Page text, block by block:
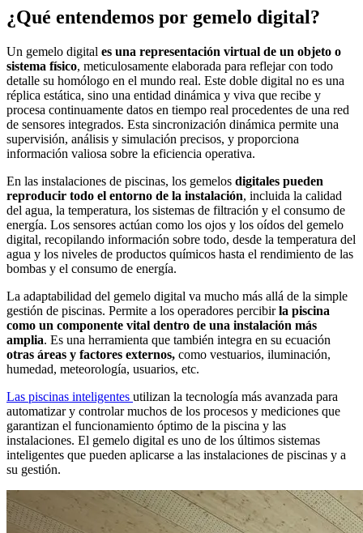
¿Qué entendemos por gemelo digital?
Un gemelo digital es una representación virtual de un objeto o
sistema físico, meticulosamente elaborada para reflejar con todo
detalle su homólogo en el mundo real. Este doble digital no es una
réplica estática, sino una entidad dinámica y viva que recibe y
procesa continuamente datos en tiempo real procedentes de una red
de sensores integrados. Esta sincronización dinámica permite una
supervisión, análisis y simulación precisos, y proporciona
información valiosa sobre la eficiencia operativa.
En las instalaciones de piscinas, los gemelos digitales pueden
reproducir todo el entorno de la instalación, incluida la calidad
del agua, la temperatura, los sistemas de filtración y el consumo de
energía. Los sensores actúan como los ojos y los oídos del gemelo
digital, recopilando información sobre todo, desde la temperatura del
agua y los niveles de productos químicos hasta el rendimiento de las
bombas y el consumo de energía.
La adaptabilidad del gemelo digital va mucho más allá de la simple
gestión de piscinas. Permite a los operadores percibirla piscina
como un componente vital dentro de una instalación más
amplia. Es una herramienta que también integra en su ecuación
otras áreas y factores externos, como vestuarios, iluminación,
humedad, meteorología, usuarios, etc.
Las piscinas inteligentes utilizan la tecnología más avanzada para
automatizar y controlar muchos de los procesos y mediciones que
garantizan el funcionamiento óptimo de la piscina y las
instalaciones. El gemelo digital es uno de los últimos sistemas
inteligentes que pueden aplicarse a las instalaciones de piscinas y a
su gestión.